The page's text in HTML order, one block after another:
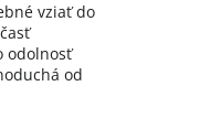
vziať do
odolnosť
od